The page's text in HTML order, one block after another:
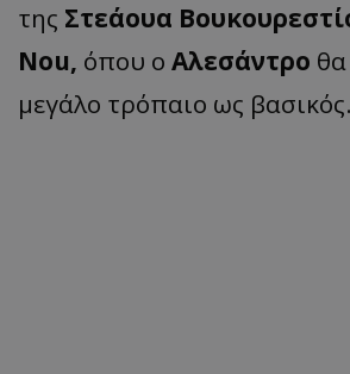
της Στεάουα
Nou, όπου ο Αλεσάντρο
μεγάλο τρόπαιο ως βασικός.